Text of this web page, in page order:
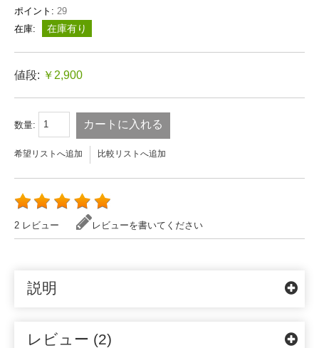
ポイント: 29
在庫:
在庫有り
値段: ￥2,900
数量: カートに入れる
希望リストへ追加 比較リストへ追加
2 レビュー レビューを書いてください
説明
レビュー (2)